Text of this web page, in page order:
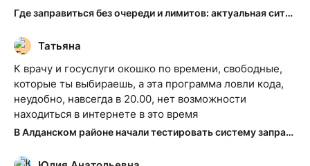
Где заправиться без очереди и лимитов: актуальная ситуация на АЗС Якутска
Т
Татьяна
К врачу и госуслуги окошко по времени, свободные,
которые ты выбираешь, а эта программа ловли кода,
неудобно, навсегда в 20.00, нет возможности
находиться в интернете в это время
В Алданском районе начали тестировать систему заправки по QR-кодам